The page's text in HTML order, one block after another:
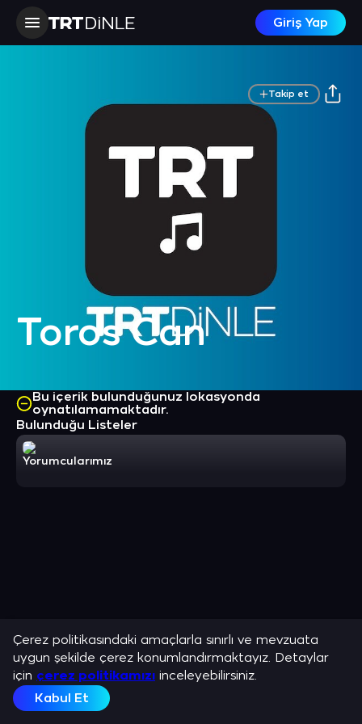
Giriş Yap
Toros Can
Takip et
Bu içerik bulunduğunuz lokasyonda
oynatılamamaktadır.
Bulunduğu Listeler
Yorumcularımız
Çerez politikasındaki amaçlarla sınırlı ve mevzuata
uygun şekilde çerez konumlandırmaktayız. Detaylar
için çerez politikamızı inceleyebilirsiniz.
Kabul Et